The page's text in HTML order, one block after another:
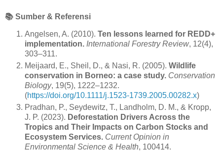
📚 Sumber & Referensi
Angelsen, A. (2010). Ten lessons learned for REDD+
implementation. International Forestry Review, 12(4),
303–311.
Meijaard, E., Sheil, D., & Nasi, R. (2005). Wildlife
conservation in Borneo: a case study. Conservation
Biology, 19(5), 1222–1232.
(https://doi.org/10.1111/j.1523-1739.2005.00282.x)
Pradhan, P., Seydewitz, T., Landholm, D. M., & Kropp,
J. P. (2023). Deforestation Drivers Across the
Tropics and Their Impacts on Carbon Stocks and
Ecosystem Services. Current Opinion in
Environmental Science & Health, 100414.